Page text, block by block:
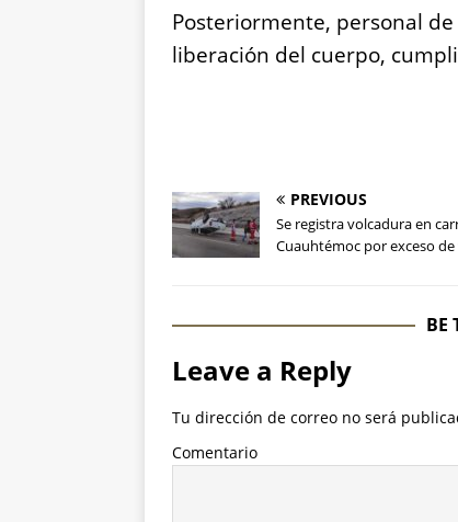
Posteriormente, personal
liberación del cuerpo,
PREVIOUS
Se registra volcadura en
Cuauhtémoc por exceso
BE
Leave a Reply
Tu dirección de correo no será
Comentario